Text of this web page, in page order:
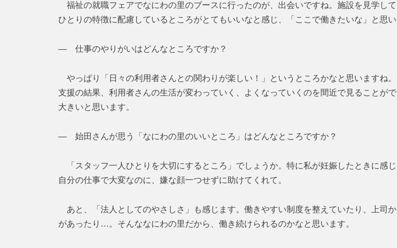
福祉の就職フェアでなにわの里のブースに行ったのが、出会いですね。施設を見学し
ひとりの特徴に配慮しているところがとてもいいなと感じ、「ここで働きたいな」と思い
― 仕事のやりがいはどんなところですか？
やっぱり「日々の利用者さんとの関わりが楽しい！」というところかなと思いますね
支援の結果、利用者さんの生活が変わっていく、よくなっていくのを間近で見ることが
大きいと思います。
― 始田さんが思う「なにわの里のいいところ」はどんなところですか？
「スタッフ一人ひとりを大切にするところ」でしょうか。特に私が妊娠したときに感
自分の仕事で大変なのに、嫌な顔一つせずに助けてくれて。
あと、「法人としてのやさしさ」も感じます。働きやすい制度を整えていたり、上司
があったり…。そんななにわの里だから、働き続けられるのかなと思います。